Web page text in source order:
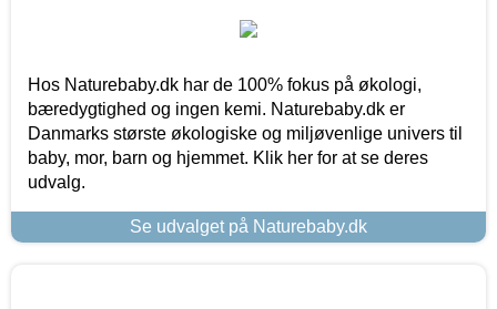
Hos Naturebaby.dk har de 100% fokus på økologi,
bæredygtighed og ingen kemi. Naturebaby.dk er
Danmarks største økologiske og miljøvenlige univers til
baby, mor, barn og hjemmet. Klik her for at se deres
udvalg.
Se udvalget på Naturebaby.dk